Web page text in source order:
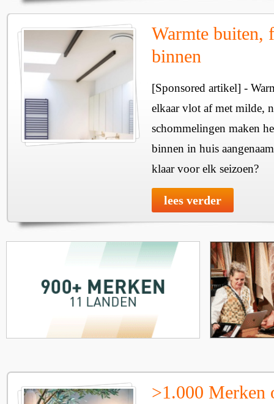
Warmte buiten,
binnen
[Sponsored artikel] -
elkaar vlot af met milde,
schommelingen maken
binnen in huis
klaar voor elk seizoen?
lees verder
>1.000 Merken